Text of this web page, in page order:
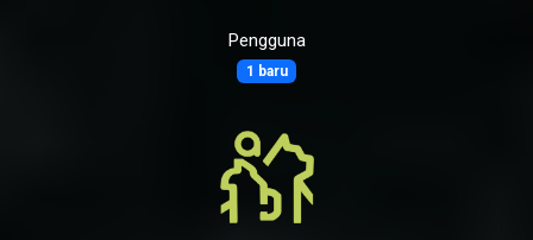
Pengguna
1 baru